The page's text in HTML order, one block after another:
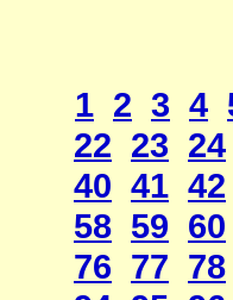
1 2 3 4
22 23 24
40 41 42
58 59 60
76 77 78